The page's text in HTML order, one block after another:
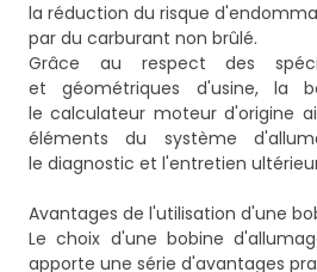
la réduction du risque
par du carburant non brûlé.
Grâce au respect des
et géométriques d'usine, la
le calculateur moteur d'origine
éléments du système
le diagnostic et l'entretien
Avantages de l'utilisation d'une
Le choix d'une bobine
apporte une série d'avantages